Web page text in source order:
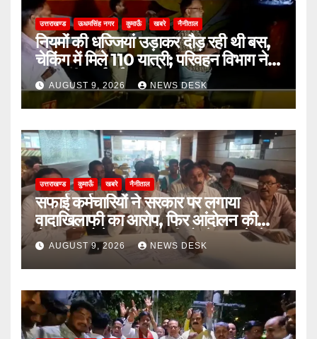
उत्तराखण्ड ऊधमसिंह नगर कुमाऊँ खबरे नैनीताल
नियमों की धज्जियां उड़ाकर दौड़ रही थी बस,
चेकिंग में मिले 110 यात्री; परिवहन विभाग ने
की कड़ी कार्रवाई
AUGUST 9, 2026 NEWS DESK
उत्तराखण्ड कुमाऊँ खबरे नैनीताल
सफाई कर्मचारियों ने सरकार पर लगाया
वादाखिलाफी का आरोप, फिर आंदोलन की
चेतावनी; बोले- जरूरत पड़ी तो जेल जाने से
भी नहीं हटेंगे पीछे
AUGUST 9, 2026 NEWS DESK